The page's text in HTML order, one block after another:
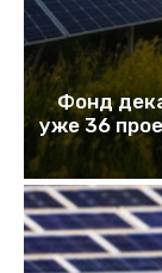
Фонд
уже 36